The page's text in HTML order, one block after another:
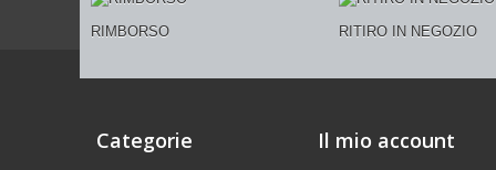
RIMBORSO RITIRO IN NEGOZIO
Categorie Il mio account